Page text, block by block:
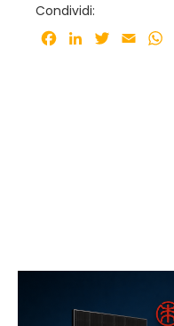
Condividi:
Facebook
LinkedInTwitter
Email